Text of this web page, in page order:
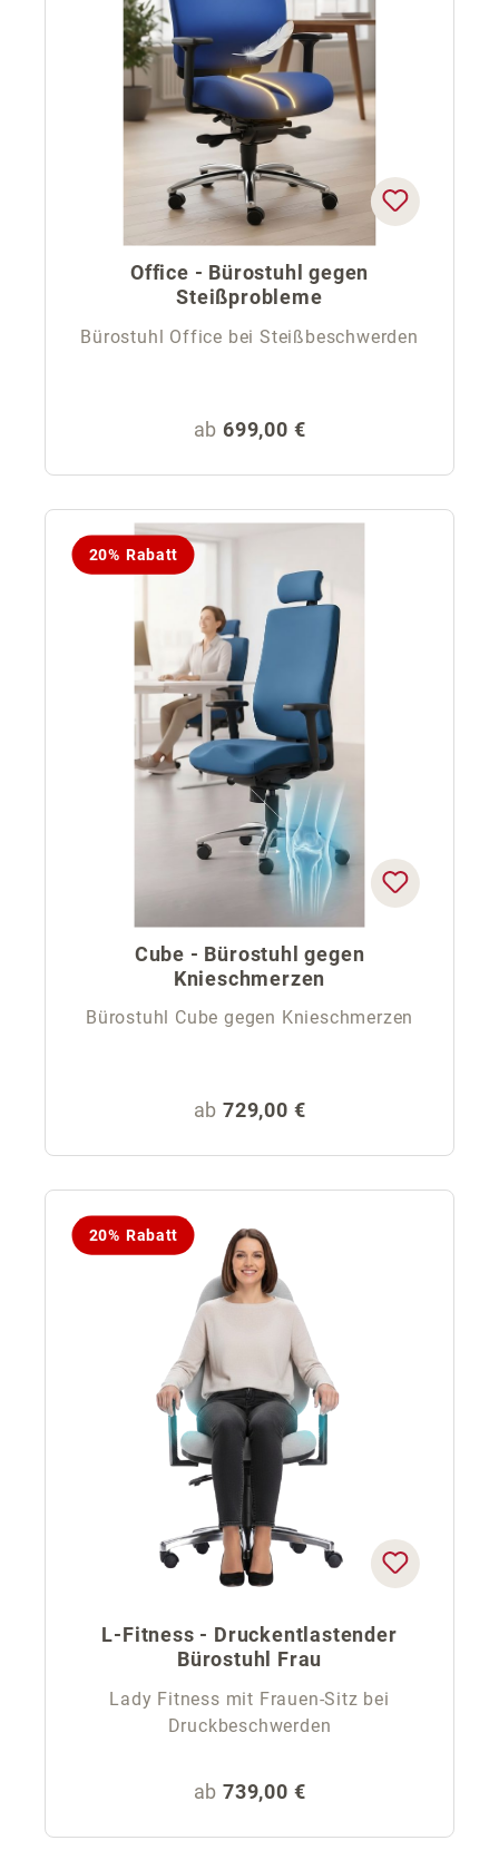
Office - Bürostuhl gegen
Steißprobleme
Bürostuhl Office bei Steißbeschwerden
Regulärer Preis:
ab 699,00 €
20% Rabatt
Cube - Bürostuhl gegen
Knieschmerzen
Bürostuhl Cube gegen Knieschmerzen
Regulärer Preis:
ab 729,00 €
20% Rabatt
L-Fitness - Druckentlastender
Bürostuhl Frau
Lady Fitness mit Frauen-Sitz bei
Druckbeschwerden
Regulärer Preis:
ab 739,00 €